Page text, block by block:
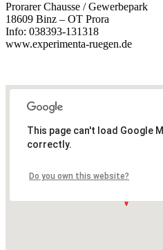
Prorarer Chausse / Gewerbepark
18609 Binz – OT Prora
Info: 038393-131318
www.experimenta-ruegen.de
This page can't load Google
correctly.
Do you own this website?